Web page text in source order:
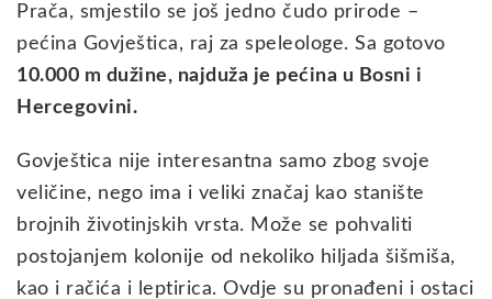
Prača, smjestilo se još jedno čudo prirode –
pećina Govještica, raj za speleologe. Sa gotovo
10.000 m dužine, najduža je pećina u Bosni i
Hercegovini.
Govještica nije interesantna samo zbog svoje
veličine, nego ima i veliki značaj kao stanište
brojnih životinjskih vrsta. Može se pohvaliti
postojanjem kolonije od nekoliko hiljada šišmiša,
kao i račića i leptirica. Ovdje su pronađeni i ostaci